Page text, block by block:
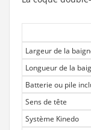
Largeur de la
Longueur de la
Batterie ou pile
Sens de tête
Système Kinedo